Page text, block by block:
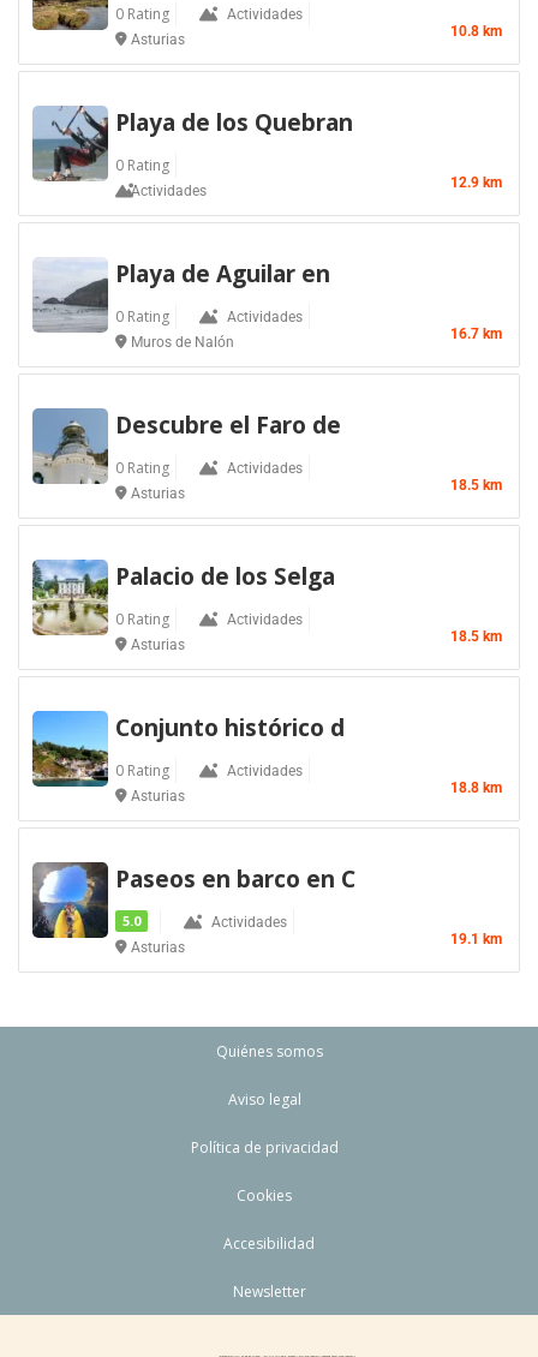
0 Rating
Actividades
Asturias
10.8 km
Playa de los Quebran
0 Rating
Actividades 12.9 km
Playa de Aguilar en
0 Rating
Actividades
Muros de Nalón
16.7 km
Descubre el Faro de
0 Rating
Actividades
Asturias
18.5 km
Palacio de los Selga
0 Rating
Actividades
Asturias
18.5 km
Conjunto histórico d
0 Rating
Actividades
Asturias
18.8 km
Paseos en barco en C
5.0
Actividades
Asturias
19.1 km
Quiénes somos
Aviso legal
Política de privacidad
Cookies
Accesibilidad
Newsletter